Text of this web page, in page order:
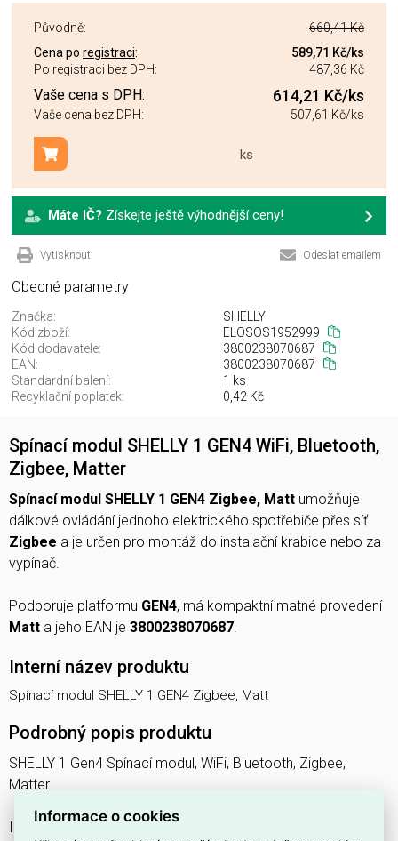
Původně:
660,41 Kč
Cena po registraci: 589,71 Kč/ks
Po registraci bez DPH:
487,36 Kč
Vaše cena s DPH: 614,21 Kč/ks
Vaše cena bez DPH: 507,61 Kč/ks
ks
Přidat do košíku
Máte IČ? Získejte ještě výhodnější ceny!
Vytisknout Odeslat emailem
Obecné parametry
Značka:
SHELLY
Kód zboží:
ELOSOS1952999
Kód dodavatele:
3800238070687
EAN:
3800238070687
Standardní balení:
1 ks
Recyklační poplatek:
0,42 Kč
Spínací modul SHELLY 1 GEN4 WiFi, Bluetooth,
Zigbee, Matter
Spínací modul SHELLY 1 GEN4 Zigbee, Matt umožňuje
dálkové ovládání jednoho elektrického spotřebiče přes síť
Zigbee a je určen pro montáž do instalační krabice nebo za
vypínač.
Podporuje platformu GEN4, má kompaktní matné provedení
Matt a jeho EAN je 3800238070687.
Interní název produktu
Spínací modul SHELLY 1 GEN4 Zigbee, Matt
Podrobný popis produktu
SHELLY 1 Gen4 Spínací modul, WiFi, Bluetooth, Zigbee,
Matter
Inteligentní spínací modul seSuchým kontaktem pro dálkové
Informace o cookies